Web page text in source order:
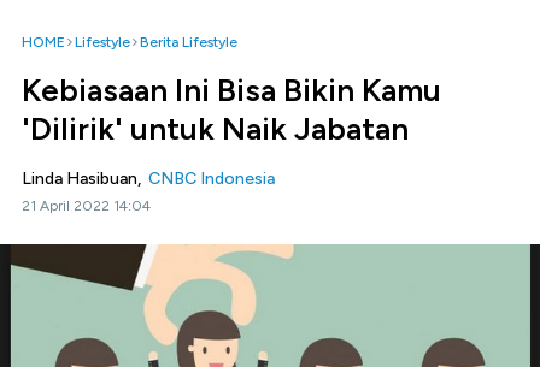
HOME Lifestyle Berita Lifestyle
Kebiasaan Ini Bisa Bikin Kamu
'Dilirik' untuk Naik Jabatan
Linda Hasibuan, CNBC Indonesia
21 April 2022 14:04